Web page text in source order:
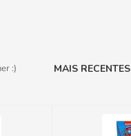
MAIS RECENTES